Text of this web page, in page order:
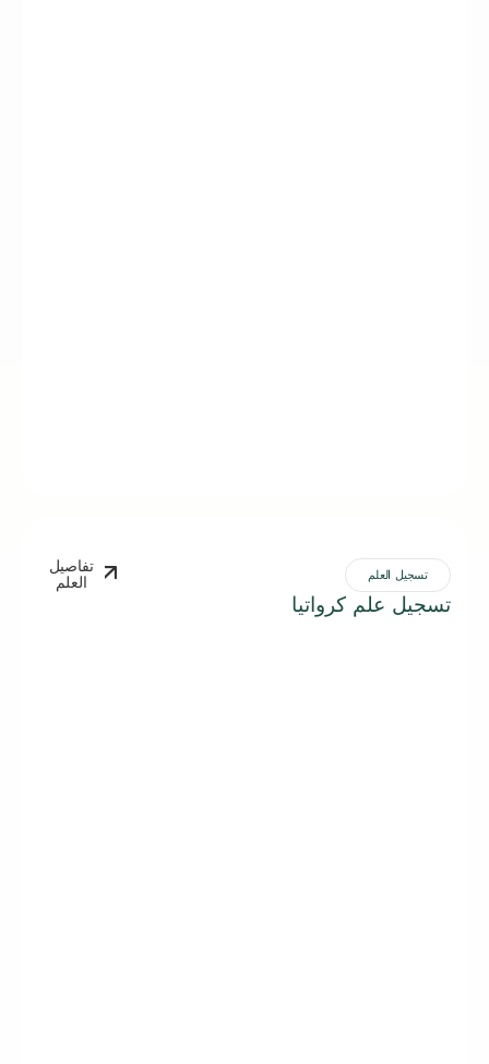
تسجيل العلم
تسجيل علم كرواتيا
تفاصيل
العلم